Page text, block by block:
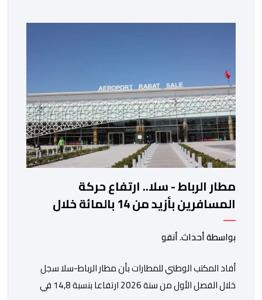
بنسبة 1 في المائة إلى 4285,69 دولارا للأوقية، مسجلا أعلى
مطار الرباط - سلا.. ارتفاع حركة
المسافرين بأزيد من 14 بالمائة خلال
الفصل الأول من 2026
بواسطة أحداث. أنفو
أفاد المكتب الوطني للمطارات بأن مطار الرباط-سلا سجل
خلال الفصل الأول من سنة 2026 ارتفاعا بنسبة 14,8 في